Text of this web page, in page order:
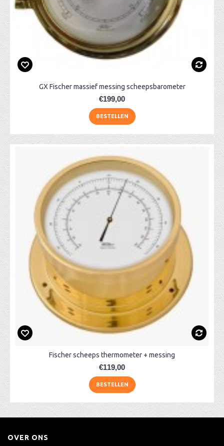
GX Fischer massief messing scheepsbarometer
€199,00
BESTELLEN
Fischer scheeps thermometer + messing
€119,00
BESTELLEN
OVER ONS